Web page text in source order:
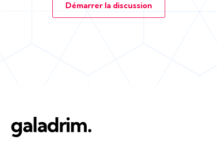
Démarrer la discussion